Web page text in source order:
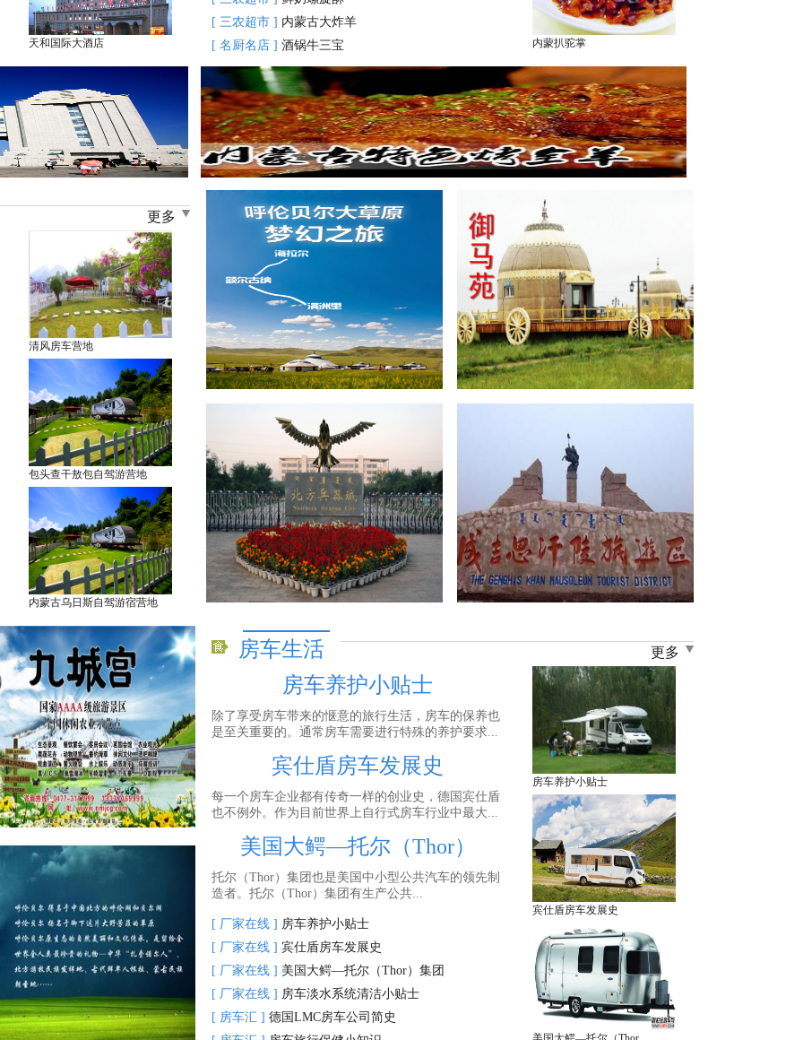
天和国际大酒店
[ 三农超市 ] 内蒙古大炸羊
[ 名厨名店 ] 酒锅牛三宝 内蒙扒驼掌
更多
清风房车营地
包头查干敖包自驾游营地
内蒙古乌日斯自驾游宿营地
房车生活 更多
房车养护小贴士
除了享受房车带来的惬意的旅行生活，房车的保养也
是至关重要的。通常房车需要进行特殊的养护要求...
宾仕盾房车发展史
每一个房车企业都有传奇一样的创业史，德国宾仕盾
也不例外。作为目前世界上自行式房车行业中最大...
美国大鳄—托尔（Thor）
托尔（Thor）集团也是美国中小型公共汽车的领先制
造者。托尔（Thor）集团有生产公共...
[ 厂家在线 ] 房车养护小贴士
[ 厂家在线 ] 宾仕盾房车发展史
[ 厂家在线 ] 美国大鳄—托尔（Thor）集团
[ 厂家在线 ] 房车淡水系统清洁小贴士
[ 房车汇 ] 德国LMC房车公司简史
房车养护小贴士
宾仕盾房车发展史